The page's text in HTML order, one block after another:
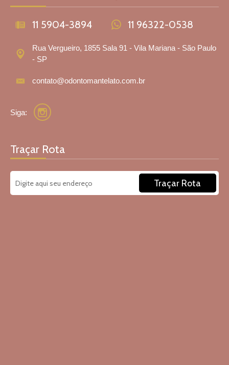
11 5904-3894 11 96322-0538
Rua Vergueiro, 1855 Sala 91 - Vila Mariana - São Paulo
- SP
contato@odontomantelato.com.br
Siga:
Traçar Rota